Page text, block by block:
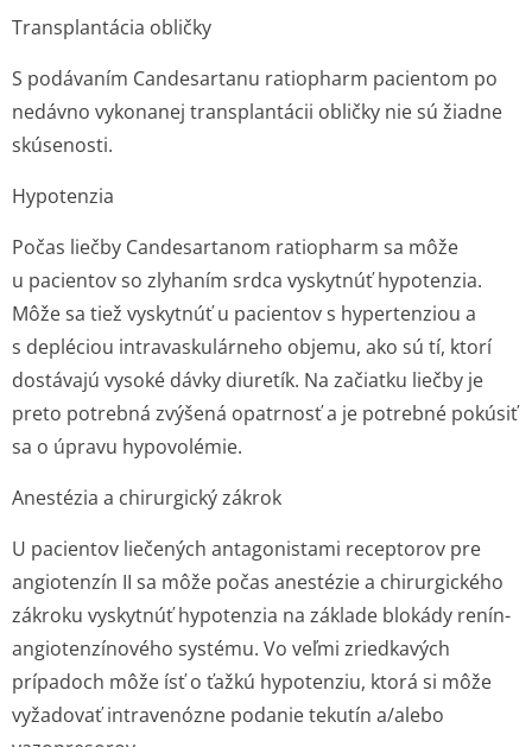
Transplantácia obličky
S podávaním Candesartanu ratiopharm pacientom po
nedávno vykonanej transplantácii obličky nie sú žiadne
skúsenosti.
Hypotenzia
Počas liečby Candesartanom ratiopharm sa môže
u pacientov so zlyhaním srdca vyskytnúť hypotenzia.
Môže sa tiež vyskytnúť u pacientov s hypertenziou a
s depléciou intravaskulárneho objemu, ako sú tí, ktorí
dostávajú vysoké dávky diuretík. Na začiatku liečby je
preto potrebná zvýšená opatrnosť a je potrebné pokúsiť
sa o úpravu hypovolémie.
Anestézia a chirurgický zákrok
U pacientov liečených antagonistami receptorov pre
angiotenzín II sa môže počas anestézie a chirurgického
zákroku vyskytnúť hypotenzia na základe blokády renín-
angiotenzínového systému. Vo veľmi zriedkavých
prípadoch môže ísť o ťažkú hypotenziu, ktorá si môže
vyžadovať intravenózne podanie tekutín a/alebo